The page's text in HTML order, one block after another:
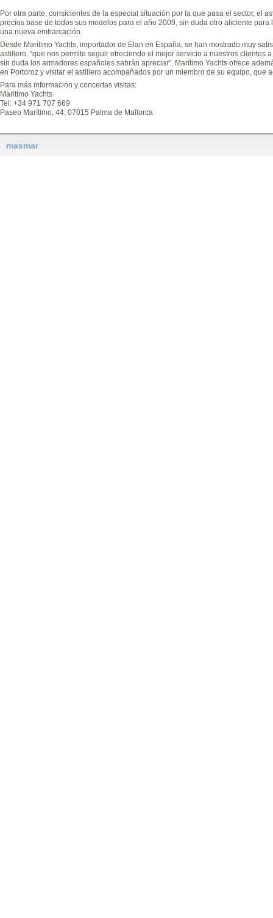
Por otra parte, consicientes de la especial situación por la que pasa el sector, el
precios base de todos sus modelos para el año 2009, sin duda otro aliciente
una nueva embarcación.
Desde Marítimo Yachts, importador de Elan en España, se han mostrado muy
astillero, “que nos permite seguir ofreciendo el mejor servicio a nuestros clientes
sin duda los armadores españoles sabrán apreciar”. Marítimo Yachts ofrece
en Portoroz y visitar el astillero acompañados por un miembro de su equipo, que
Para más información y concertas visitas:
Maritimo Yachts
Tel: +34 971 707 669
Paseo Marítimo, 44, 07015 Palma de Mallorca
masmar